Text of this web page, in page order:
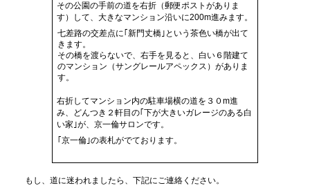
その公園の手前の道を右折（郵便ポストがありま
す）して、大きなマンション沿いに200m進みます。
七差路の交差点に｢新門丈橋｣という茶色い橋が出て
きます。
その橋を渡らないで、右手を見ると、白い６階建て
のマンション（サングレールアペックス）がありま
す。
右折してマンション内の駐車場横の道を３０m進
み、どんつき２軒目の｢下が大きいガレージのある白
い家｣が、京一倫サロンです。
｢京一倫｣の表札がでております。
もし、道に迷われましたら、下記にご連絡ください。